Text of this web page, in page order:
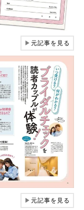
▶元記事を見る
▶元記事を見る